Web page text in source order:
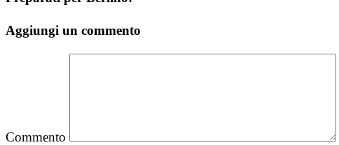
Aggiungi un commento
Commento